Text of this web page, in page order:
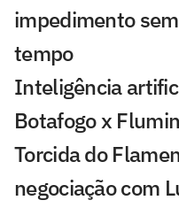
impedimento
tempo
Inteligência
Botafogo x
Torcida do
negociação com